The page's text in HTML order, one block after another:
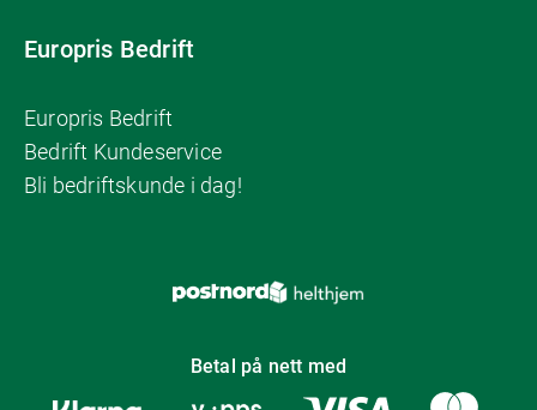
Europris Bedrift
Europris Bedrift
Bedrift Kundeservice
Bli bedriftskunde i dag!
Betal på nett med